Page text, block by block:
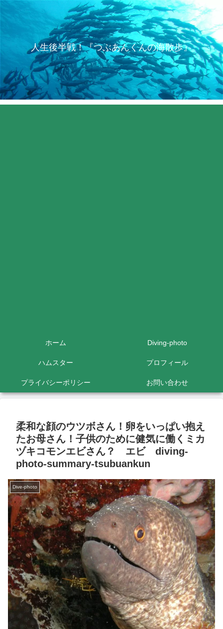
人生後半戦！『つぶあんくんの海散歩』
ホーム Diving-photo
ハムスター プロフィール
プライバシーポリシー お問い合わせ
柔和な顔のウツボさん！卵をいっぱい抱え
たお母さん！子供のために健気に働くミカ
ヅキコモンエビさん？ エビ diving-
photo-summary-tsubuankun
Dive-photo